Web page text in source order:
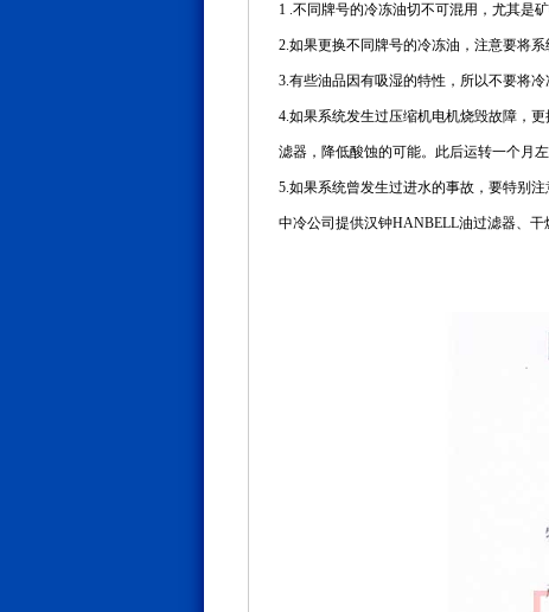
1 .不同牌号的冷冻油切不可混用，尤其是
2.如果更换不同牌号的冷冻油，注意要将
3.有些油品因有吸湿的特性，所以不要将
4.如果系统发生过压缩机电机烧毁故障，
滤器，降低酸蚀的可能。此后运转一个月
5.如果系统曾发生过进水的事故，要特别
中冷公司提供汉钟HANBELL油过滤器、干